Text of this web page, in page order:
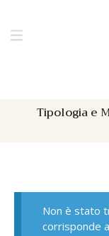
Tipologia e
Non è stato
corrisponde